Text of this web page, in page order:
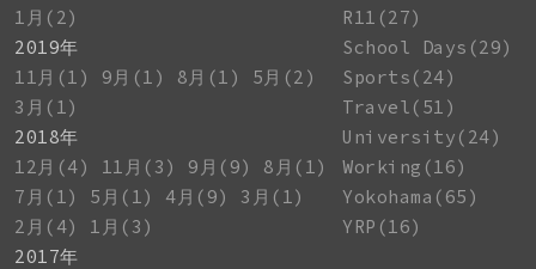
1月(2)
2019年
11月(1)
9月(1) 8月(1)
5月(2)
3月(1)
2018年
12月(4)
11月(3) 9月(9)
8月(1)
7月(1)
5月(1) 4月(9)
3月(1)
2月(4)
1月(3)
2017年
R11(27)
School Days(29)
Sports(24)
Travel(51)
University(24)
Working(16)
Yokohama(65)
YRP(16)